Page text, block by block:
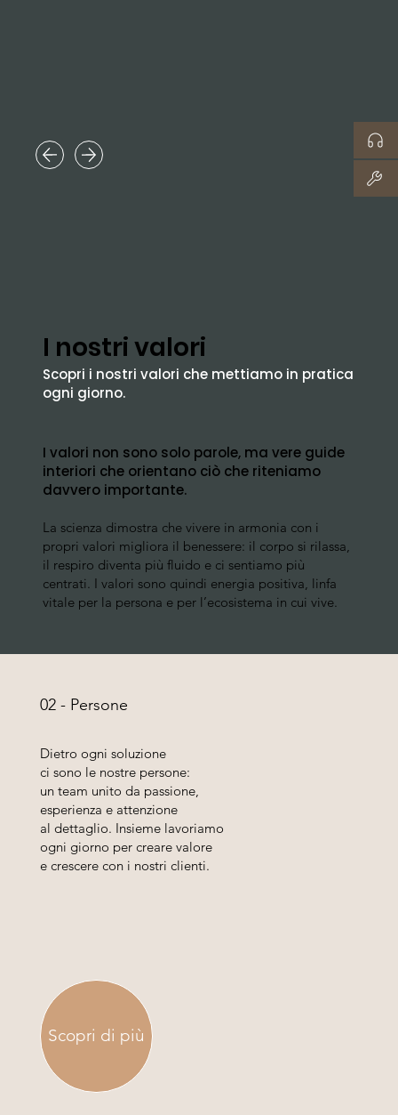
I nostri valori
Scopri i nostri valori che mettiamo in pratica
ogni giorno.
I valori non sono solo parole, ma vere guide
interiori che orientano ciò che riteniamo
davvero importante.
La scienza dimostra che vivere in armonia con i
propri valori migliora il benessere: il corpo si rilassa,
il respiro diventa più fluido e ci sentiamo più
centrati. I valori sono quindi energia positiva, linfa
vitale per la persona e per l’ecosistema in cui vive.
02 - Persone
Dietro ogni soluzione
ci sono le nostre persone:
un team unito da passione,
esperienza e attenzione
al dettaglio. Insieme lavoriamo
ogni giorno per creare valore
e crescere con i nostri clienti.
Scopri di più